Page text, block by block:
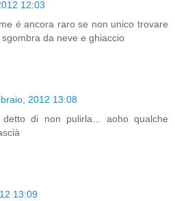
12:03
é ancora raro se non unico trovare
da neve e ghiaccio
2012 13:08
di non pulirla... aoho qualche
13:09